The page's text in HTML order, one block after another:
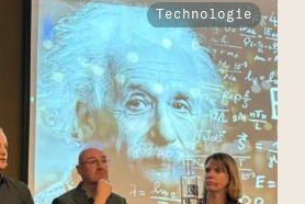
Technologie